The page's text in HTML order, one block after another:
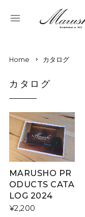
Home カタログ
カタログ
MARUSHO PR
ODUCTS CATA
LOG 2024
¥2,200